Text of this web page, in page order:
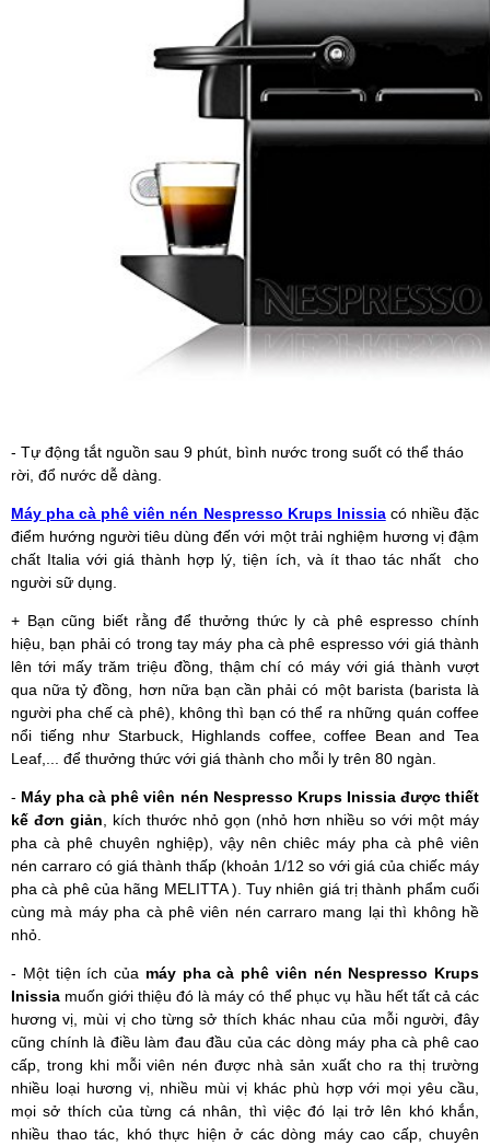
- Tự động tắt nguồn sau 9 phút, bình nước trong suốt có thể tháo
rời, đổ nước dễ dàng.
Máy pha cà phê viên nén Nespresso Krups Inissiacó nhiều đặc
điểm hướng người tiêu dùng đến với một trải nghiệm hương vị đậm
chất Italia với giá thành hợp lý, tiện ích, và ít thao tác nhất
cho
người sữ dụng.
+ Bạn cũng biết rằng để thưởng thức ly cà phê espresso chính
hiệu, bạn phải có trong tay máy pha cà phê espresso với giá thành
lên tới mấy trăm triệu đồng, thậm chí có máy với giá thành vượt
qua nữa tỷ đồng, hơn nữa bạn cần phải có một barista (barista là
người pha chế cà phê), không thì bạn có thể ra những quán coffee
nổi tiếng như Starbuck, Highlands coffee, coffee Bean and Tea
Leaf,... để thưởng thức với giá thành cho mỗi ly trên 80 ngàn.
- Máy pha cà phê viên nén Nespresso Krups Inissia được thiết
kế đơn giản , kích thước nhỏ gọn (nhỏ hơn nhiều so với một máy
pha cà phê chuyên nghiệp), vậy nên chiêc máy pha cà phê viên
nén carraro có giá thành thấp (khoản 1/12 so với giá của chiếc máy
pha cà phê của hãng MELITTA ). Tuy nhiên giá trị thành phẩm cuối
cùng mà máy pha cà phê viên nén carraro mang lại thì không hề
nhỏ.
- Một tiện ích của máy pha cà phê viên nén Nespresso Krups
Inissia muốn giới thiệu đó là máy có thể phục vụ hầu hết tất cả các
hương vị, mùi vị cho từng sở thích khác nhau của mỗi người, đây
cũng chính là điều làm đau đầu của các dòng máy pha cà phê cao
cấp, trong khi mỗi viên nén được nhà sản xuất cho ra thị trường
nhiều loại hương vị, nhiều mùi vị khác phù hợp với mọi yêu cầu,
mọi sở thích của từng cá nhân, thì việc đó lại trở lên khó khắn,
nhiều thao tác, khó thực hiện ở các dòng máy cao cấp, chuyên